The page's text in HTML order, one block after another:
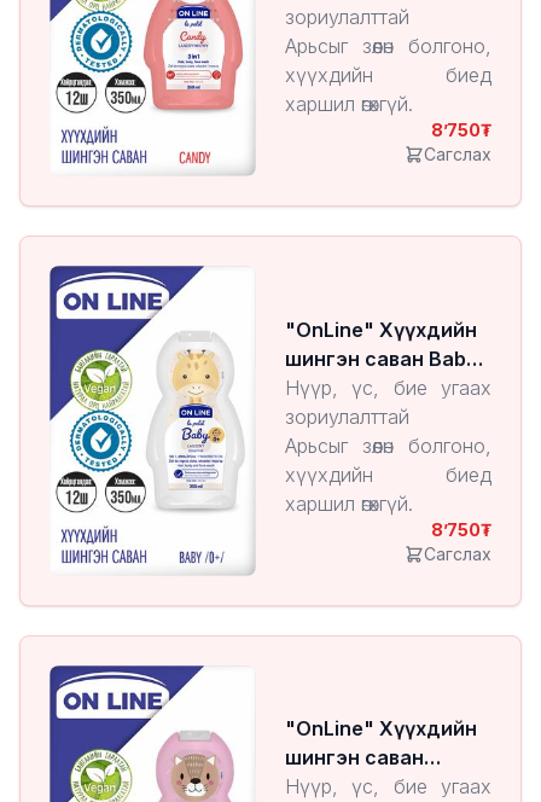
зориулалттай
Арьсыг зөөлөн болгоно,
хүүхдийн биед
харшил өгөхгүй.
8’750
Сагслах
"OnLine" Хүүхдийн
шингэн саван Baby
/0+/
Нүүр, үс, бие угаах
зориулалттай
Арьсыг зөөлөн болгоно,
хүүхдийн биед
харшил өгөхгүй.
0+ наснаас
8’750
Сагслах
"OnLine" Хүүхдийн
шингэн саван
Marshmallow
Нүүр, үс, бие угаах